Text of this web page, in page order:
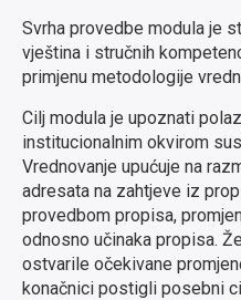
Svrha provedbe modula je
vještina i stručnih
primjenu metodologije
Cilj modula je upoznati
institucionalnim okvirom
Vrednovanje upućuje na
adresata na zahtjeve iz
provedbom propisa,
odnosno učinaka propisa.
ostvarile očekivane
konačnici postigli posebni